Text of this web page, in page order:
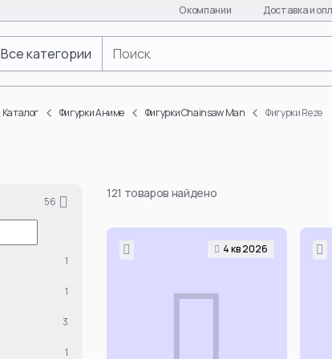
О компании Доставка и
Все категории
One Piece
Nico Robin
Yamato
Hatake
Каталог Фигурки Аниме Фигурки Chainsaw Man Фигурки Reze
56
1
1
3
1
121 товаров найдено
4 кв 2026